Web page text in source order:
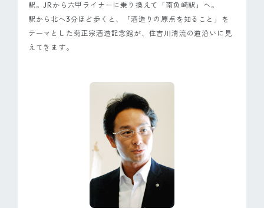
駅。JRから六甲ライナーに乗り換えて「南魚崎駅」へ。
駅から北へ3分ほど歩くと、「酒造りの原点を知ること」を
テーマとした菊正宗酒造記念館が、住吉川清流の道沿いに見
えてきます。